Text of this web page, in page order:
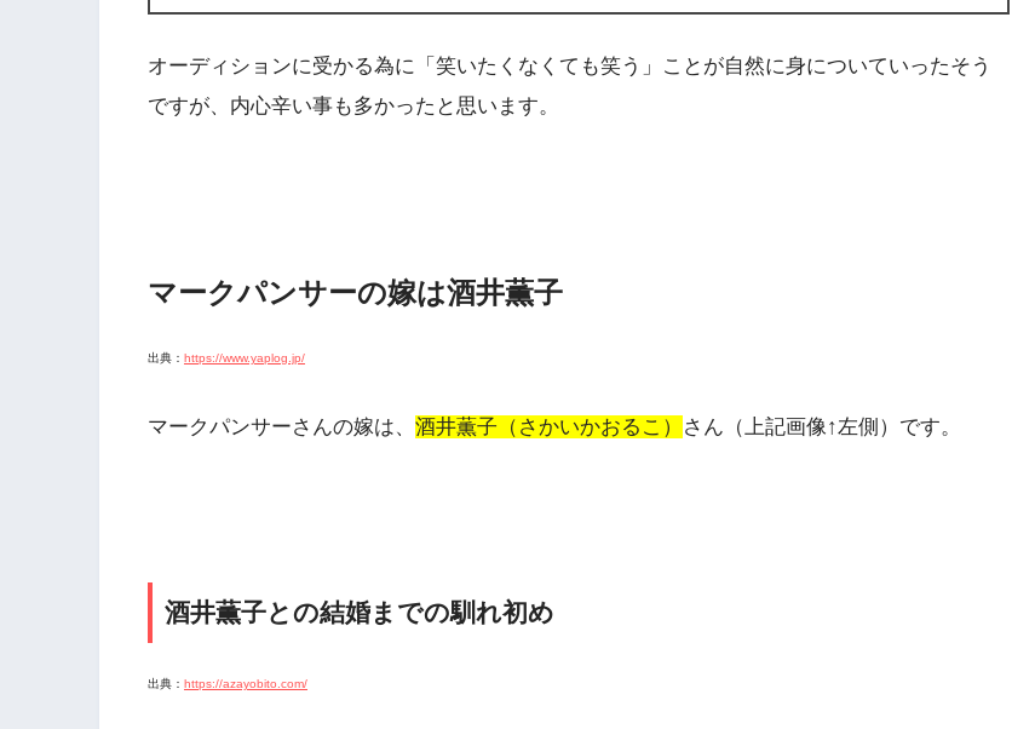
オーディションに受かる為に「笑いたくなくても笑う」ことが自然に身についていったそう
ですが、内心辛い事も多かったと思います。
マークパンサーの嫁は酒井薫子
出典： https://www.yaplog.jp/
マークパンサーさんの嫁は、 酒井薫子（さかいかおるこ） さん（上記画像↑左側）です。
酒井薫子との結婚までの馴れ初め
出典： https://azayobito.com/